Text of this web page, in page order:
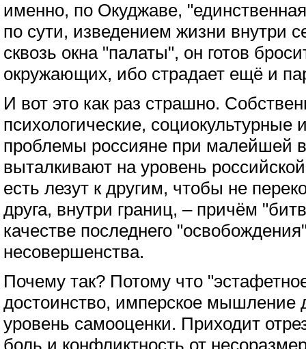
именно, по Окуджаве,
по сути, изведением жизни внутри
сквозь окна "палаты", он готов
окружающих, ибо страдает ещё и
И вот это как раз страшно.
психологические, социокультурные
проблемы россияне при малейшей
выталкивают на уровень
есть лезут к другим, чтобы не
друга, внутри границ, – причём
качестве последнего
несовершенства.
Почему так? Потому что
достоинство, имперское мышление
уровень самооценки. Приходит
боль и конфликтность от